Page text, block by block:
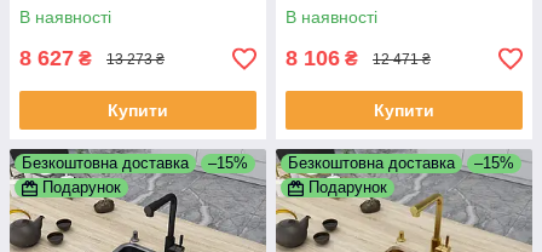
В наявності
8 627 ₴ 13 273 ₴
Купити
В наявності
8 106 ₴ 12 471 ₴
Купити
Безкоштовна доставка
–15%
Подарунок
Безкоштовна доставка
–15%
Подарунок